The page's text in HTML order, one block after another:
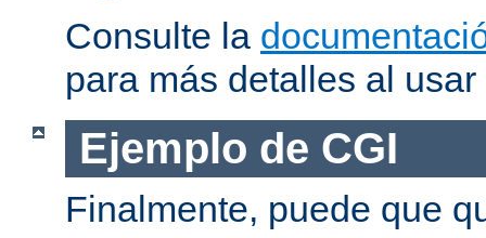
Consulte la
para más detalles al usar
Ejemplo de CGI
Finalmente, puede que